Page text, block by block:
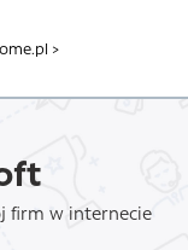
>
firm w internecie